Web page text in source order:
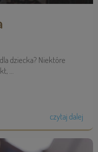
dziecka? Niektóre
...
czytaj dalej